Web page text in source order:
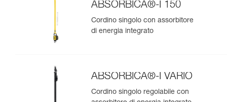
ABSORBICA®-I 150
Cordino singolo con assorbitore
di energia integrato
ABSORBICA®-I VARIO
Cordino singolo regolabile con